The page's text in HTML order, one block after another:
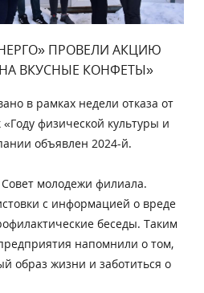
ПРОВЕЛИ АКЦИЮ
ВКУСНЫЕ КОНФЕТЫ»
в рамках недели отказа от
физической культуры и
объявлен 2024-й.
молодежи филиала.
с информацией о вреде
беседы. Таким
напомнили о том,
образ жизни и заботиться о